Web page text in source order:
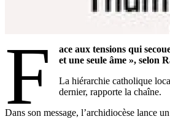
F
ace aux tensions qui
et une seule âme », selon
La hiérarchie catholique
dernier, rapporte la chaîne.
Dans son message, l’archidiocèse lance